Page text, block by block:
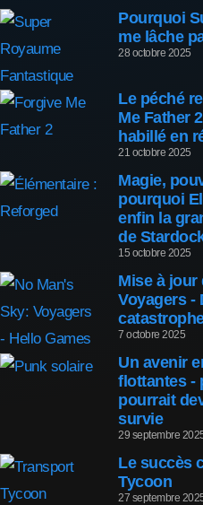
Pourquoi
me lâche
28 octobre 2025
Le péché
Me Father
habillé en
21 octobre 2025
Magie,
pourquoi
enfin la
de
15 octobre 2025
Mise à jour
Voyagers -
7 octobre 2025
Un avenir
flottantes -
pourrait
survie
29 septembre
Le succès
Tycoon
27 septembre